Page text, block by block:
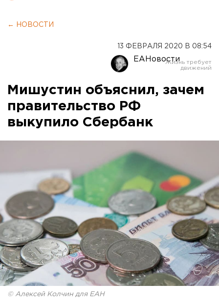
← НОВОСТИ
13 ФЕВРАЛЯ 2020 В 08:54
ЕАНовости
Мишустин объяснил, зачем
правительство РФ
выкупило Сбербанк
© Алексей Колчин для ЕАН